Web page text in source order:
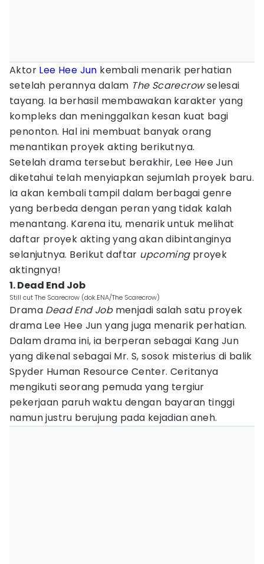
Aktor Lee Hee Jun kembali menarik perhatian
setelah perannya dalam The Scarecrowselesai
tayang. Ia berhasil membawakan karakter yang
kompleks dan meninggalkan kesan kuat bagi
penonton. Hal ini membuat banyak orang
menantikan proyek akting berikutnya.
Setelah drama tersebut berakhir, Lee Hee Jun
diketahui telah menyiapkan sejumlah proyek baru.
Ia akan kembali tampil dalam berbagai genre
yang berbeda dengan peran yang tidak kalah
menantang. Karena itu, menarik untuk melihat
daftar proyek akting yang akan dibintanginya
selanjutnya. Berikut daftar upcoming proyek
aktingnya!
1. Dead End Job
Still cut The Scarecrow (dok.ENA/The Scarecrow)
Drama Dead End Jobmenjadi salah satu proyek
drama Lee Hee Jun yang juga menarik perhatian.
Dalam drama ini, ia berperan sebagai Kang Jun
yang dikenal sebagai Mr. S, sosok misterius di balik
Spyder Human Resource Center. Ceritanya
mengikuti seorang pemuda yang tergiur
pekerjaan paruh waktu dengan bayaran tinggi
namun justru berujung pada kejadian aneh.